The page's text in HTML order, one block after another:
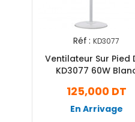
Réf : KD3077
Ventilateur Sur Pied
KD3077 60W
125,000 DT
En Arrivage